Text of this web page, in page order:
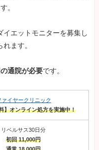
。
イエットモニターを募集し
ます。
通院が必要です。
ァイヤークリニック
】オンライン処方を実施中！
リベルサス30日分
初回 11,000円